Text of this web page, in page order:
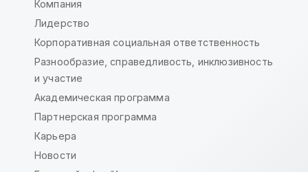
Компания
Лидерство
Корпоративная социальная ответственность
Разнообразие, справедливость, инклюзивность
и участие
Академическая программа
Партнерская программа
Карьера
Новости